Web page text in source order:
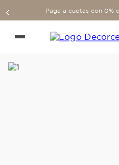
Paga a cuotas con 0%